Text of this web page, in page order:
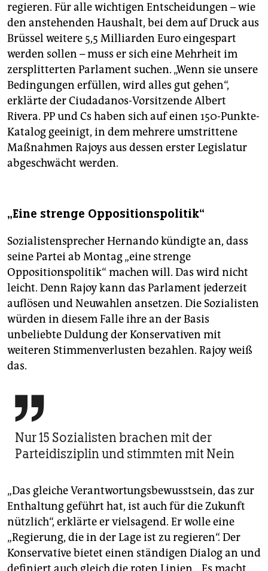
regieren. Für alle wichtigen Entscheidungen – wie
den anstehenden Haushalt, bei dem auf Druck aus
Brüssel weitere 5,5 Milliarden Euro eingespart
werden sollen – muss er sich eine Mehrheit im
zersplitterten Parlament suchen. „Wenn sie unsere
Bedingungen erfüllen, wird alles gut gehen“,
erklärte der Ciudadanos-Vorsitzende Albert
Rivera. PP und Cs haben sich auf einen 150-Punkte-
Katalog geeinigt, in dem mehrere umstrittene
Maßnahmen Rajoys aus dessen erster Legislatur
abgeschwächt werden.
„Eine strenge Oppositionspolitik“
Sozialistensprecher Hernando kündigte an, dass
seine Partei ab Montag „eine strenge
Oppositionspolitik“ machen will. Das wird nicht
leicht. Denn Rajoy kann das Parlament jederzeit
auflösen und Neuwahlen ansetzen. Die Sozialisten
würden in diesem Falle ihre an der Basis
unbeliebte Duldung der Konservativen mit
weiteren Stimmenverlusten bezahlen. Rajoy weiß
das.

Nur 15 Sozialisten brachen mit der
Parteidisziplin und stimmten mit Nein
„Das gleiche Verantwortungsbewusstsein, das zur
Enthaltung geführt hat, ist auch für die Zukunft
nützlich“, erklärte er vielsagend. Er wolle eine
„Regierung, die in der Lage ist zu regieren“. Der
Konservative bietet einen ständigen Dialog an und